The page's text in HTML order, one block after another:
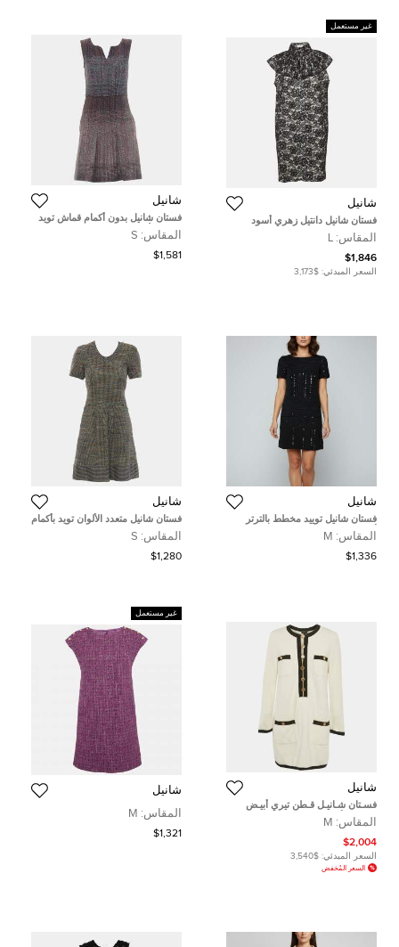
غير مستعمل
شانيل
فستان شانيل دانتيل زهري أسود
بكشكشة ياقة عالية ميني مقاس كبير (
لارج )
المقاس: L
$1,846
السعر المبدئي: $3,173
شانيل
فستان شانيل بدون أكمام قماش تويد
صغير (سمول)
المقاس: S
$1,581
شانيل
فستان شانيل توييد مخطط بالترتر
أسود ميني شيفت مقاس متوسط
(ميديم)
المقاس: M
$1,336
شانيل
فستان شانيل متعدد الألوان تويد بأكمام
(سمول)
المقاس: S
$1,280
شانيل
فسـتان شـانيـل قـطن تيري أبيـض
بتفاصيل أزرار قـصيـر مقـاس وسـط
(ميـديـوم)
المقاس: M
$2,004
السعر المبدئي: $3,540
السعر المُخفض
غير مستعمل
شانيل
المقاس: M
$1,321